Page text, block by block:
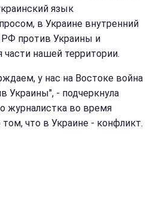
язык
в Украине внутренний
РФ против Украины и
части нашей территории.
у нас на Востоке война
Украины", - подчеркнула
журналистка во время
что в Украине - конфликт.